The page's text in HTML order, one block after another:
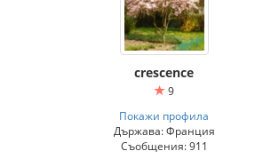
crescence
9
Покажи профила
Държава: Франция
Съобщения: 911